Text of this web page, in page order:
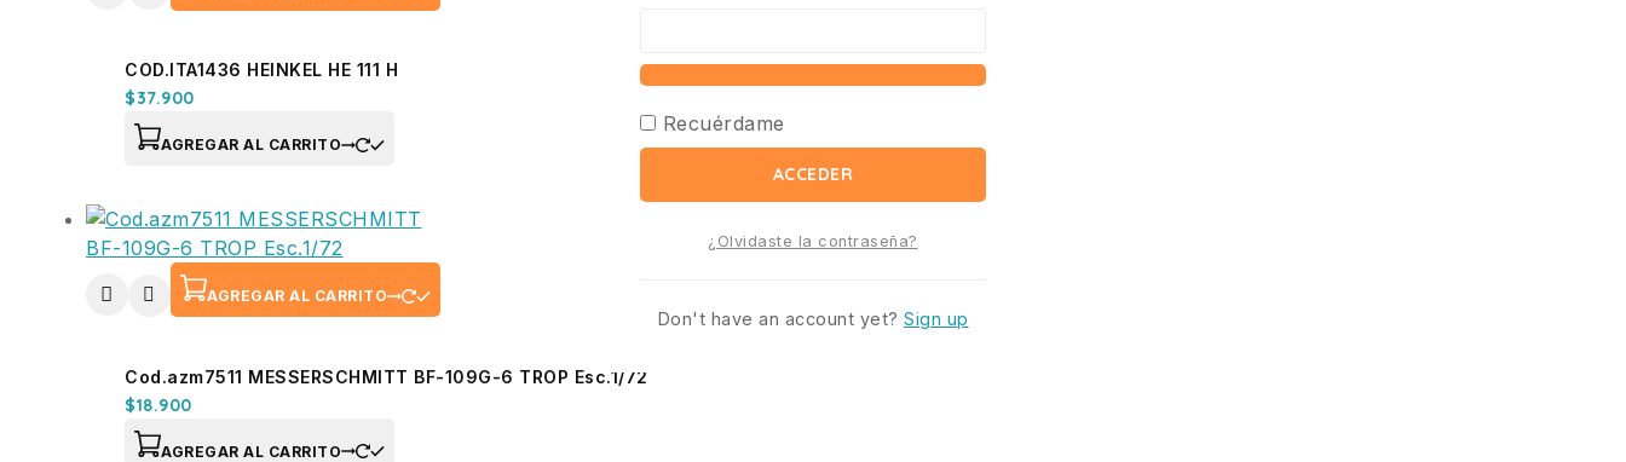
COD.ITA1436 HEINKEL HE 111 H
$37.900
AGREGAR AL CARRITO
AGREGAR AL CARRITO
Cod.azm7511 MESSERSCHMITT BF-109G-6 TROP Esc.1/72
$18.900
AGREGAR AL CARRITO
Recuérdame
ACCEDER
¿Olvidaste la contraseña?
Don't have an account yet? Sign up